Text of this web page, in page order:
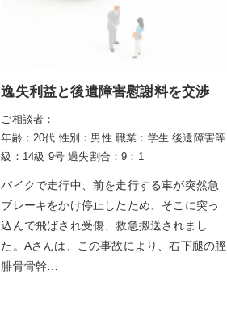
逸失利益と後遺障害慰謝料を交渉
ご相談者：
年齢：20代 性別：男性 職業：学生 後遺障害等
級：14級 9号 過失割合：9：1
バイクで走行中、前を走行する車が突然急
ブレーキをかけ停止したため、そこに突っ
込んで飛ばされ受傷、救急搬送されまし
た。Aさんは、この事故により、右下腿の脛
腓骨骨幹…